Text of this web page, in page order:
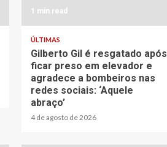
1 min read
ÚLTIMAS
Gilberto Gil é resgatado após
ficar preso em elevador e
agradece a bombeiros nas
redes sociais: ‘Aquele
abraço’
4 de agosto de 2026